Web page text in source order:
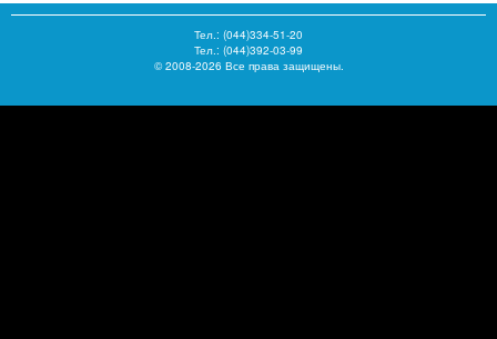
Тел.: (044)334-51-20
Тел.: (044)392-03-99
© 2008-2026 Все права защищены.